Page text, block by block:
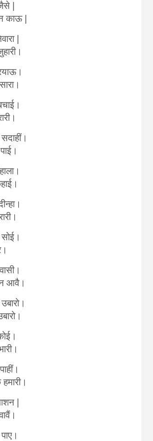
|
काऊ |
|
न आवै।
|